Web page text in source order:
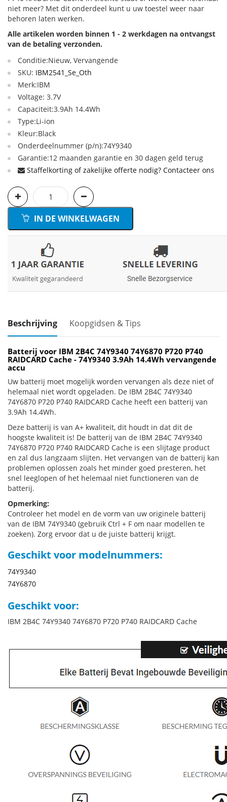
niet meer? Met dit onderdeel kunt u uw toestel weer naar
behoren laten werken.
Alle artikelen worden binnen 1 - 2 werkdagen na ontvangst
van de betaling verzonden.
Conditie:Nieuw, Vervangende
SKU: IBM2541_Se_Oth
Merk:IBM
Voltage: 3.7V
Capaciteit:3.9Ah 14.4Wh
Type:Li-ion
Kleur:Black
Onderdeelnummer (p/n):74Y9340
Garantie:12 maanden garantie en 30 dagen geld terug
Staffelkorting of zakelijke offerte nodig? Contacteer ons
IN DE WINKELWAGEN
Beschrijving Koopgidsen & Tips
Batterij voor IBM 2B4C 74Y9340 74Y6870 P720 P740
RAIDCARD Cache - 74Y9340 3.9Ah 14.4Wh vervangende
accu
Uw batterij moet mogelijk worden vervangen als deze niet of
helemaal niet wordt opgeladen. De IBM 2B4C 74Y9340
74Y6870 P720 P740 RAIDCARD Cache heeft een batterij van
3.9Ah 14.4Wh.
Deze batterij is van A+ kwaliteit, dit houdt in dat dit de
hoogste kwaliteit is! De batterij van de IBM 2B4C 74Y9340
74Y6870 P720 P740 RAIDCARD Cache is een slijtage product
en zal dus langzaam slijten. Het vervangen van de batterij kan
problemen oplossen zoals het minder goed presteren, het
snel leeglopen of het helemaal niet functioneren van de
batterij.
Opmerking:
Controleer het model en de vorm van uw originele batterij
van de IBM 74Y9340 (gebruik Ctrl + F om naar modellen te
zoeken). Zorg ervoor dat u de juiste batterij krijgt.
Geschikt voor modelnummers:
74Y9340
74Y6870
Geschikt voor:
IBM 2B4C 74Y9340 74Y6870 P720 P740 RAIDCARD Cache